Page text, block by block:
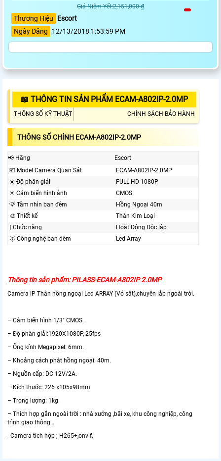
Giá Niêm Yết:2,151,000 ₫
Thương Hiệu
Escort
Ngày Đăng
12/13/2018 1:53:59 PM
📖 THÔNG TIN SẢN PHẨM ECAM-A802IP-2.0MP
THÔNG SỐ KỸ THUẬT CHÍNH SÁCH BẢO HÀNH
THÔNG SỐ CHÍNH ECAM-A802IP-2.0MP
📢 Hãng
Escort
💶 Model Camera Quan Sát
ECAM-A802IP-2.0MP
☀️ Độ phân giải
FULL HD 1080P
✴️ Cảm biến hình ảnh
CMOS
💡 Tầm nhìn ban đêm
Hồng Ngoại 40m
🎨 Thiết kế
Thân Kim Loại
ƒ Chức năng
Hoặt Động Độc lập
🥇️ Công nghệ ban đêm
Led Array
Thông tin sản phẩm: PILASS-ECAM-A802IP 2.0MP
Camera IP Thân hồng ngoại Led ARRAY (Vỏ sắt),chuyên lắp ngoài trời.
– Cảm biến hình 1/3″ CMOS.
– Độ phân giải:1920X1080P, 25fps
– Ống kính Megapixel: 6mm.
– Khoảng cách phát hồng ngoại: 40m.
– Nguồn cấp: DC 12V/2A.
– Kích thước: 226 x105x98mm
– Trọng lượng: 1kg.
– Thích hợp gắn ngoài trời : nhà xưởng ,bãi xe, khu công nghiệp, công
trình giao thông…
- Camera tích hợp ; H265+,onvif,